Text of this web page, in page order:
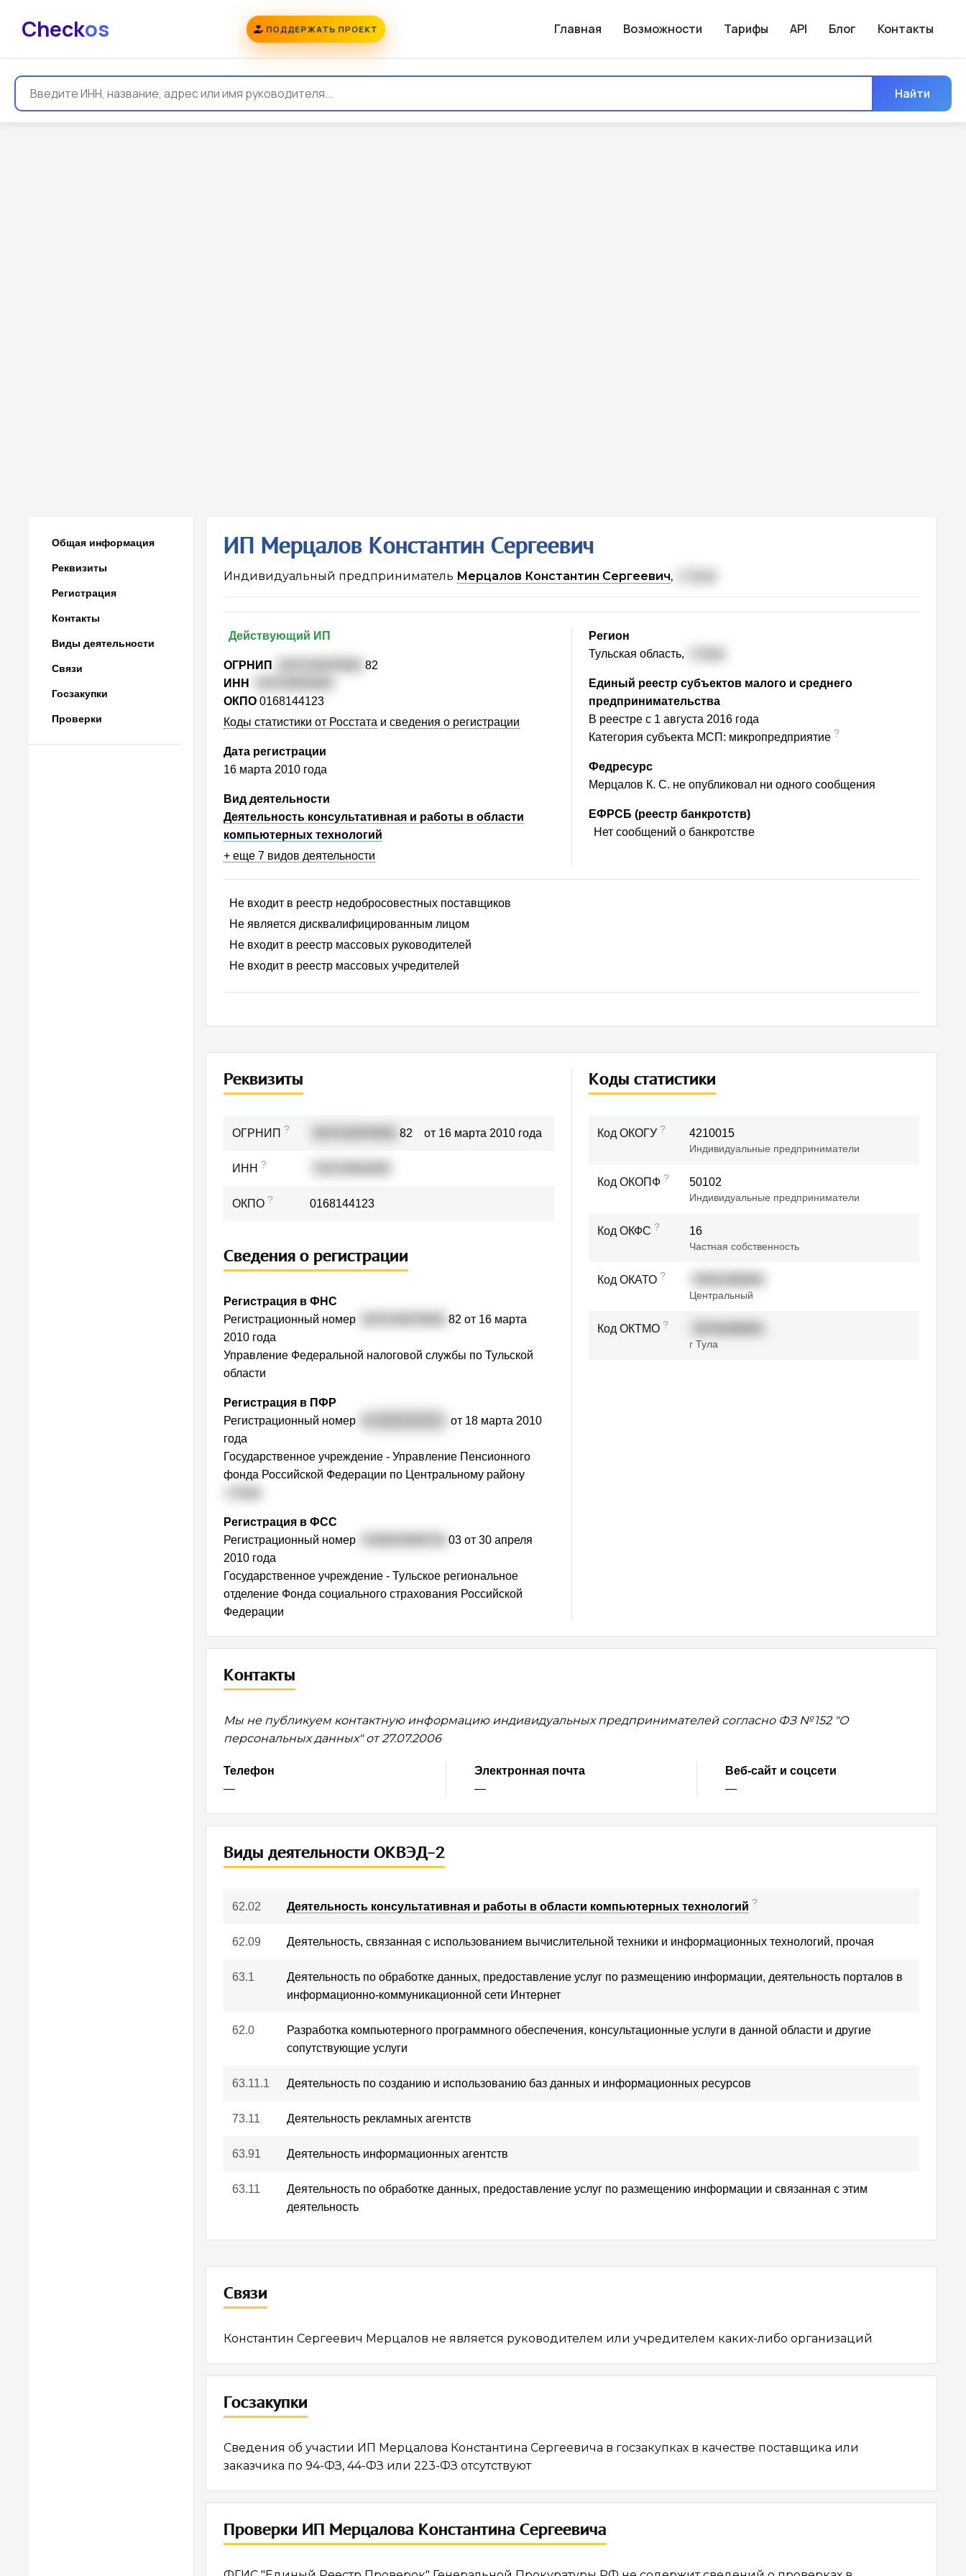
Checkos ПОДДЕРЖАТЬ ПРОЕКТ Главная Возможности Тарифы API Блог Контакты
Найти
Общая информация
Реквизиты
Регистрация
Контакты
Виды деятельности
Связи
Госзакупки
Проверки
ИП Мерцалов Константин Сергеевич
Индивидуальный предприниматель Мерцалов Константин Сергеевич,
Действующий ИП
ОГРНИП
82
ИНН
ОКПО 0168144123
Коды статистики от Росстата и сведения о регистрации
Дата регистрации
16 марта 2010 года
Вид деятельности
Деятельность консультативная и работы в области
компьютерных технологий
+ еще 7 видов деятельности
Регион
Тульская область,
Единый реестр субъектов малого и среднего
предпринимательства
В реестре с 1 августа 2016 года
Категория субъекта МСП: микропредприятие ?
Федресурс
Мерцалов К. С. не опубликовал ни одного сообщения
ЕФРСБ (реестр банкротств)
Нет сообщений о банкротстве
Не входит в реестр недобросовестных поставщиков
Не является дисквалифицированным лицом
Не входит в реестр массовых руководителей
Не входит в реестр массовых учредителей
Реквизиты
ОГРНИП ? 82 от 16 марта 2010 года
ИНН ?
ОКПО ? 0168144123
Сведения о регистрации
Регистрация в ФНС
Регистрационный номер
82 от 16 марта
2010 года
Управление Федеральной налоговой службы по Тульской
области
Регистрация в ПФР
Регистрационный номер
от 18 марта 2010
года
Государственное учреждение - Управление Пенсионного
фонда Российской Федерации по Центральному району
Регистрация в ФСС
Регистрационный номер
03 от 30 апреля
2010 года
Государственное учреждение - Тульское региональное
отделение Фонда социального страхования Российской
Федерации
Коды статистики
Код ОКОГУ ? 4210015
Индивидуальные предприниматели
Код ОКОПФ ? 50102
Индивидуальные предприниматели
Код ОКФС ? 16
Частная собственность
Код ОКАТО ?
Центральный
Код ОКТМО ?
г Тула
Контакты
Мы не публикуем контактную информацию индивидуальных предпринимателей согласно ФЗ № 152 "О
персональных данных" от 27.07.2006
Телефон
—
Электронная почта
—
Веб-сайт и соцсети
—
Виды деятельности ОКВЭД-2
62.02 Деятельность консультативная и работы в области компьютерных технологий ?
62.09 Деятельность, связанная с использованием вычислительной техники и информационных технологий, прочая
63.1
Деятельность по обработке данных, предоставление услуг по размещению информации, деятельность порталов в
информационно-коммуникационной сети Интернет
62.0
Разработка компьютерного программного обеспечения, консультационные услуги в данной области и другие
сопутствующие услуги
63.11.1 Деятельность по созданию и использованию баз данных и информационных ресурсов
73.11 Деятельность рекламных агентств
63.91 Деятельность информационных агентств
63.11
Деятельность по обработке данных, предоставление услуг по размещению информации и связанная с этим
деятельность
Связи
Константин Сергеевич Мерцалов не является руководителем или учредителем каких-либо организаций
Госзакупки
Сведения об участии ИП Мерцалова Константина Сергеевича в госзакупках в качестве поставщика или
заказчика по 94-ФЗ, 44-ФЗ или 223-ФЗ отсутствуют
Проверки ИП Мерцалова Константина Сергеевича